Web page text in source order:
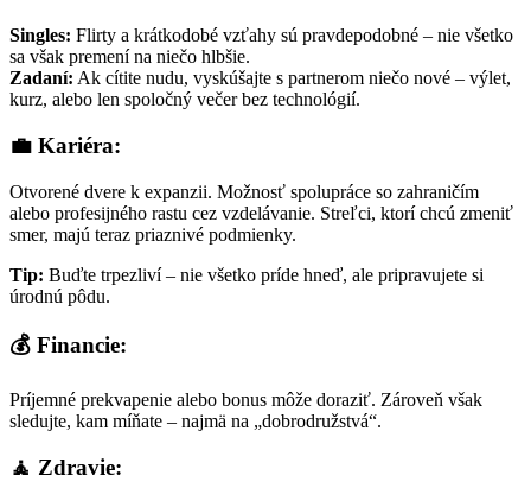
Singles: Flirty a krátkodobé vzťahy sú pravdepodobné – nie všetko
sa však premení na niečo hlbšie.
Zadaní: Ak cítite nudu, vyskúšajte s partnerom niečo nové – výlet,
kurz, alebo len spoločný večer bez technológií.
💼 Kariéra:
Otvorené dvere k expanzii. Možnosť spolupráce so zahraničím
alebo profesijného rastu cez vzdelávanie. Streľci, ktorí chcú zmeniť
smer, majú teraz priaznivé podmienky.
Tip: Buďte trpezliví – nie všetko príde hneď, ale pripravujete si
úrodnú pôdu.
💰 Financie:
Príjemné prekvapenie alebo bonus môže doraziť. Zároveň však
sledujte, kam míňate – najmä na „dobrodružstvá“.
🧘 Zdravie: